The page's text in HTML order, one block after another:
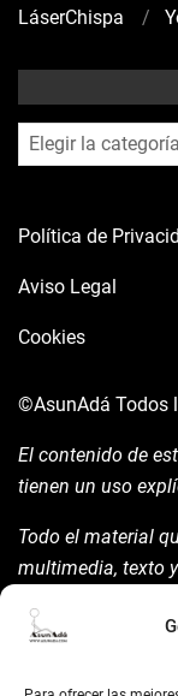
LáserChispa
blog
Política de
Aviso Legal
Cookies
©AsunAdá Todos
El contenido de
tienen un uso
Todo el material
multimedia, texto
la mism para ello.